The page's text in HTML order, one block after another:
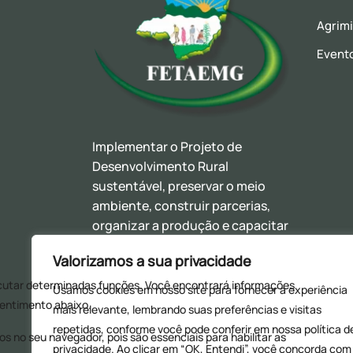
Valorizamos a sua privacidade
Usamos cookies em nosso site para fornecer a experiência
mais relevante, lembrando suas preferências e visitas
repetidas, conforme você pode conferir em nossa política
privacidade. Ao clicar em “OK, Entendi”, você concorda com
Implementar o Projeto de
Desenvolvimento Rural
sustentável, preservar o meio
ambiente, construir parcerias,
organizar a produção e capacitar
de promover o bem estar social
dos trabalhadores (as) rurais,
assentados (as), assalariados(as)
e agricultores(as) familiares.